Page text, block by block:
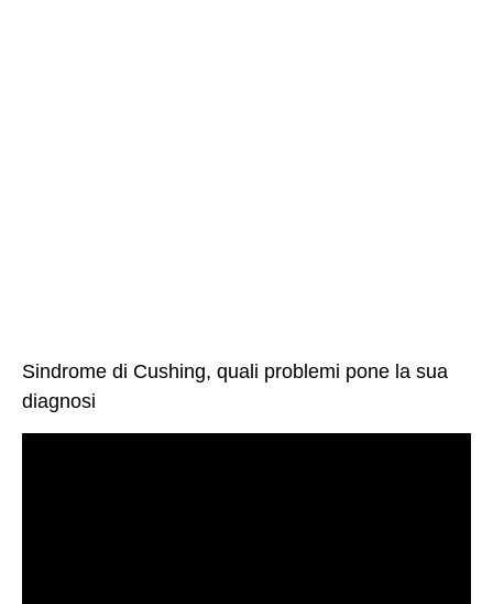
Sindrome di Cushing, quali problemi pone la sua
diagnosi